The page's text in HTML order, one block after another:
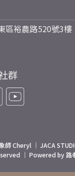
區裕農路520號3樓
群
師 Cheryl ｜ JACA
｜ Powered by 路